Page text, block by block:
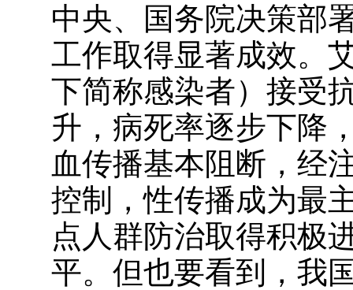
中央、国务院决策部
工作取得显著成效。
下简称感染者）接受
升，病死率逐步下降
血传播基本阻断，经
控制，性传播成为最
点人群防治取得积极
平。但也要看到，我